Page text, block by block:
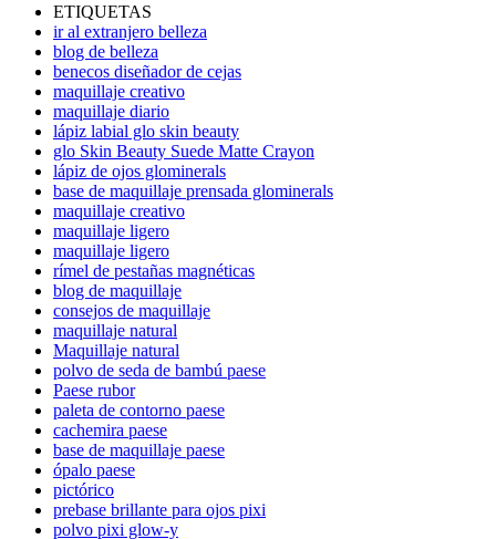
ETIQUETAS
ir al extranjero belleza
blog de belleza
benecos diseñador de cejas
maquillaje creativo
maquillaje diario
lápiz labial glo skin beauty
glo Skin Beauty Suede Matte Crayon
lápiz de ojos glominerals
base de maquillaje prensada glominerals
maquillaje creativo
maquillaje ligero
maquillaje ligero
rímel de pestañas magnéticas
blog de maquillaje
consejos de maquillaje
maquillaje natural
Maquillaje natural
polvo de seda de bambú paese
Paese rubor
paleta de contorno paese
cachemira paese
base de maquillaje paese
ópalo paese
pictórico
prebase brillante para ojos pixi
polvo pixi glow-y